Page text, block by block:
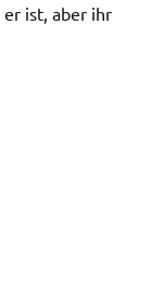
ist, aber ihr